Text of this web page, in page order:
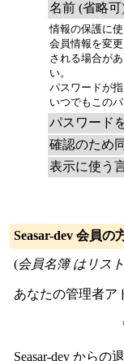
名前 (省略可
情報の保護に
会員情報を変
される場合が
い。
パスワードが
いつでもこの
パスワード
確認のため
表示に使う
Seasar-dev 会員の
(会員名簿 はリス
あなたの管理者ア
Seasar-dev から